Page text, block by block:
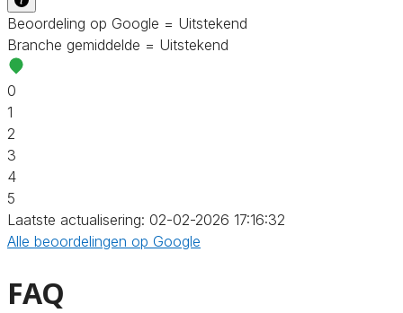
Beoordeling op Google = Uitstekend
Branche gemiddelde = Uitstekend
0
1
2
3
4
5
Laatste actualisering: 02-02-2026 17:16:32
Alle beoordelingen op Google
FAQ